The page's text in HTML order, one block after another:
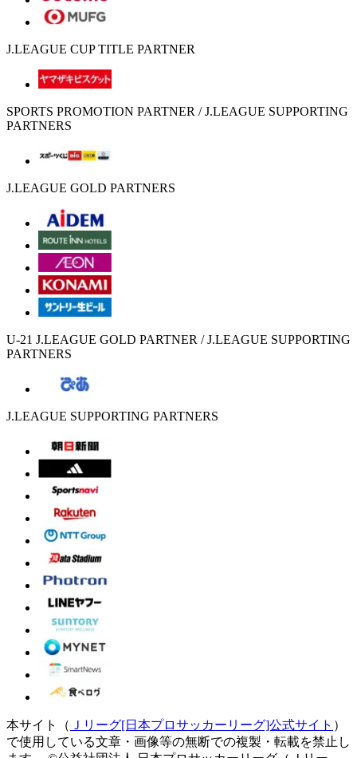
J.LEAGUE CUP TITLE PARTNER
SPORTS PROMOTION PARTNER / J.LEAGUE SUPPORTING
PARTNERS
J.LEAGUE GOLD PARTNERS
U-21 J.LEAGUE GOLD PARTNER / J.LEAGUE SUPPORTING
PARTNERS
J.LEAGUE SUPPORTING PARTNERS
本サイト（ Ｊリーグ[日本プロサッカーリーグ]公式サイト ）
で使用している文章・画像等の無断での複製・転載を禁止し